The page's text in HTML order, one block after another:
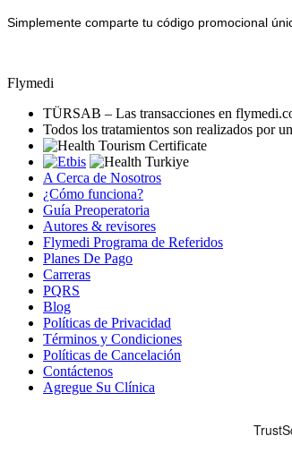
Simplemente comparte tu código promocional
Flymedi
TÜRSAB – Las transacciones en
Todos los tratamientos son realizados por
A Cerca de Nosotros
¿Cómo funciona?
Guía Preoperatoria
Autores & revisores
Flymedi Programa de Referidos
Planes De Pago
Carreras
PQRS
Blog
Políticas de Privacidad
Términos y Condiciones
Políticas de Cancelación
Contáctenos
Agregue Su Clínica